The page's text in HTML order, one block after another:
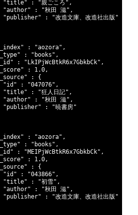
"title"
: "親ごころ" ,
"author"
: "秋田 滋" ,
"publisher"
:
"改造文庫、改造社出版"
: "aozora" ,
: "books" ,
: "LkIPjWcBtkR6x7GbkbCk" ,
: 1.0,
:
{
"id"
: "047076" ,
"title"
: "狂人日記" ,
"author"
: "秋田 滋" ,
"publisher"
:
"暁書房"
: "aozora" ,
: "books" ,
: "MEIPjWcBtkR6x7GbkbCk" ,
: 1.0,
:
{
"id"
: "043866" ,
"title"
: "初雪" ,
"author"
: "秋田 滋" ,
"publisher"
:
"改造文庫、改造社出版"